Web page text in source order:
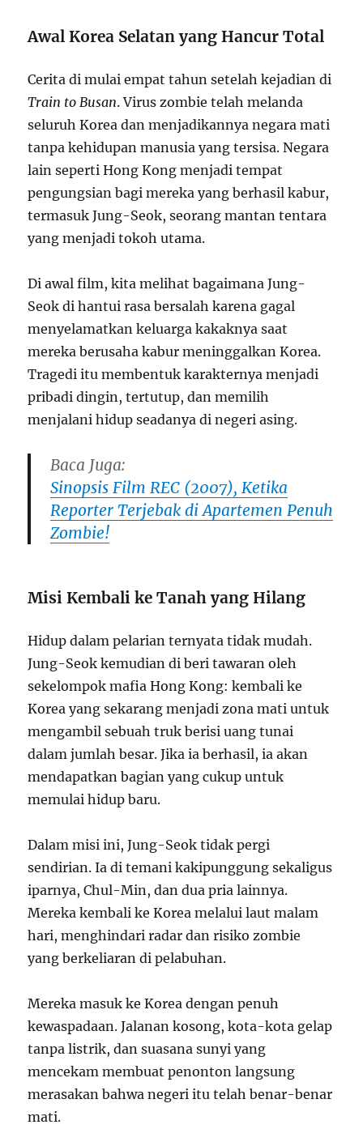
Awal Korea Selatan yang Hancur Total
Cerita di mulai empat tahun setelah kejadian di
Train to Busan. Virus zombie telah melanda
seluruh Korea dan menjadikannya negara mati
tanpa kehidupan manusia yang tersisa. Negara
lain seperti Hong Kong menjadi tempat
pengungsian bagi mereka yang berhasil kabur,
termasuk Jung-Seok, seorang mantan tentara
yang menjadi tokoh utama.
Di awal film, kita melihat bagaimana Jung-
Seok di hantui rasa bersalah karena gagal
menyelamatkan keluarga kakaknya saat
mereka berusaha kabur meninggalkan Korea.
Tragedi itu membentuk karakternya menjadi
pribadi dingin, tertutup, dan memilih
menjalani hidup seadanya di negeri asing.
Baca Juga:
Sinopsis Film REC (2007), Ketika
Reporter Terjebak di Apartemen Penuh
Zombie!
Misi Kembali ke Tanah yang Hilang
Hidup dalam pelarian ternyata tidak mudah.
Jung-Seok kemudian di beri tawaran oleh
sekelompok mafia Hong Kong: kembali ke
Korea yang sekarang menjadi zona mati untuk
mengambil sebuah truk berisi uang tunai
dalam jumlah besar. Jika ia berhasil, ia akan
mendapatkan bagian yang cukup untuk
memulai hidup baru.
Dalam misi ini, Jung-Seok tidak pergi
sendirian. Ia di temani kakipunggung sekaligus
iparnya, Chul-Min, dan dua pria lainnya.
Mereka kembali ke Korea melalui laut malam
hari, menghindari radar dan risiko zombie
yang berkeliaran di pelabuhan.
Mereka masuk ke Korea dengan penuh
kewaspadaan. Jalanan kosong, kota-kota gelap
tanpa listrik, dan suasana sunyi yang
mencekam membuat penonton langsung
merasakan bahwa negeri itu telah benar-benar
mati.